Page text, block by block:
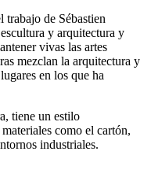
trabajo de Sébastien
y arquitectura y
vivas las artes
mezclan la arquitectura y
en los que ha
tiene un estilo
como el cartón,
industriales.